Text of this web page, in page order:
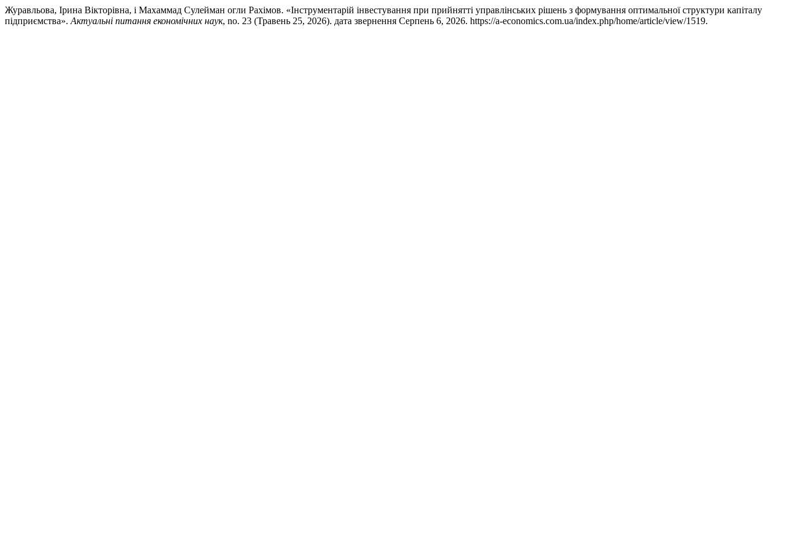
Журавльова, Ірина Вікторівна, і Махаммад Сулейман огли Рахімов. «Інструментарій інвестування при прийнятті управлінських рішень з формування оптимальної структури капіталу
підприємства». Актуальні питання економічних наук, no. 23 (Травень 25, 2026). дата звернення Серпень 6, 2026. https://a-economics.com.ua/index.php/home/article/view/1519.